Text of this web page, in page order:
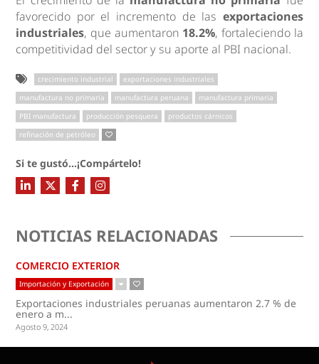
favorecido por el incremento de las exportaciones
industriales, que aumentaron 18.2%, fortaleciendo la
competitividad del sector y su aporte al PBI nacional.
crecimiento industrial
exportaciones industriales
manufactura no primaria
manufactura peruana
manufactura primaria
PBI manufactura
producción pesquera
productos cárnicos
refinación de petróleo
Si te gustó...¡Compártelo!
NOTICIAS RELACIONADAS
COMERCIO EXTERIOR
Importación y Exportación
Exportaciones industriales peruanas aumentaron 2.7 % de
enero a m...
Agosto 9, 2024